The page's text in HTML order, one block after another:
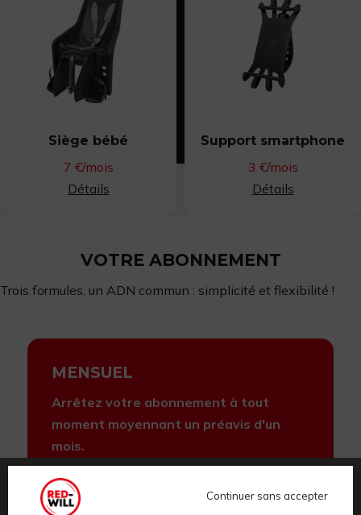
Continuer sans accepter
Siège bébé
7 €/mois
Détails
Support smartphone
3 €/mois
Détails
VOTRE ABONNEMENT
Trois formules, un ADN commun : simplicité et flexibilité !
MENSUEL
Arrêtez votre abonnement à tout
moment moyennant un préavis d'un
mois.
Durée : 1 mois minimum, en tacite
reconduction